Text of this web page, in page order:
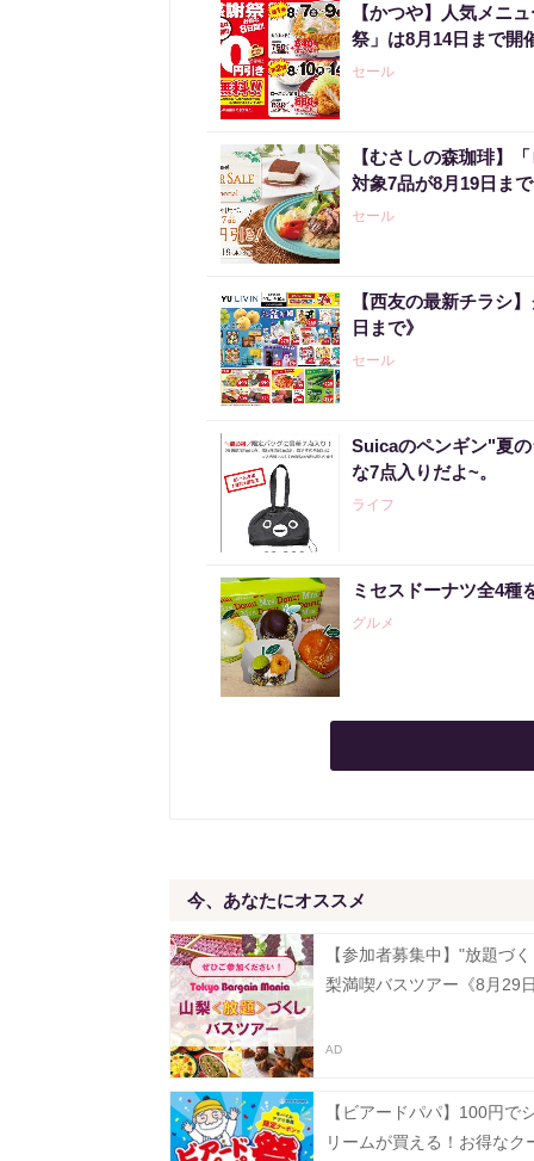
【かつや】人気メニ
祭」は8月14日まで開
セール
【むさしの森珈琲】
対象7品が8月19日ま
セール
【西友の最新チラシ
日まで》
セール
Suicaのペンギン"夏
な7点入りだよ~。
ライフ
ミセスドーナツ全4種
グルメ
今、あなたにオススメ
【参加者募集中】"放題づ
梨満喫バスツアー《8月29
【ビアードパパ】100円で
リームが買える！お得なク